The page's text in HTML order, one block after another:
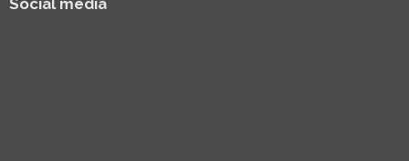
Social media